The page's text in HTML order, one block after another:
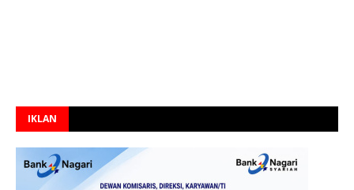
IKLAN